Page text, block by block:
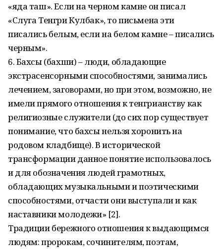
«яда таш». Если на черном камне он писал
«Слуга Тенгри Кулбак», то письмена эти
писались белым, если на белом камне – писались
черным».
6. Бахсы (бахши) – люди, обладающие
экстрасенсорными способностями, занимались
лечением, заговорами, но при этом, возможно, не
имели прямого отношения к тенгрианству как
религиозные служители (до сих пор существует
понимание, что бахсы нельзя хоронить на
родовом кладбище). В исторической
трансформации данное понятие использовалось
и для обозначения людей грамотных,
обладающих музыкальными и поэтическими
способностями, отчасти они выступали и как
наставники молодежи» [2].
Традиции бережного отношения к выдающимся
людям: пророкам, сочинителям, поэтам,